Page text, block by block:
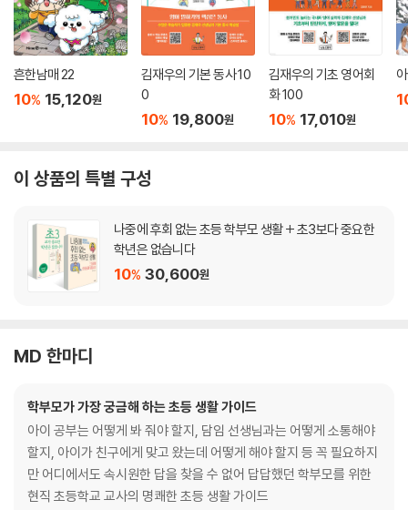
흔한남매 22
10% 15,120원
김재우의 기본 동사 10
0
10% 19,800원
김재우의 기초 영어회
화 100
10% 17,010원
이 상품의 특별 구성
나중에 후회 없는 초등 학부모 생활 + 초3보다 중요한
학년은 없습니다
10% 30,600원
MD 한마디
학부모가 가장 궁금해 하는 초등 생활 가이드
아이 공부는 어떻게 봐 줘야 할지, 담임 선생님과는 어떻게 소통해야
할지, 아이가 친구에게 맞고 왔는데 어떻게 해야 할지 등 꼭 필요하지
만 어디에서도 속시원한 답을 찾을 수 없어 답답했던 학부모를 위한
현직 초등학교 교사의 명쾌한 초등 생활 가이드